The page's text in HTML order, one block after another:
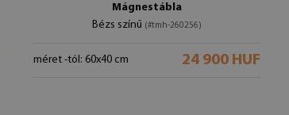
Mágnestábla
Bézs színű (#tmh-260256)
méret -tól: 60x40 cm 24 900 HUF